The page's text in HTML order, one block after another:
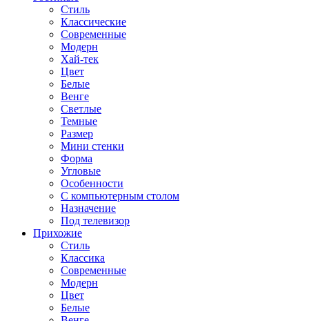
Стиль
Классические
Современные
Модерн
Хай-тек
Цвет
Белые
Венге
Светлые
Темные
Размер
Мини стенки
Форма
Угловые
Особенности
С компьютерным столом
Назначение
Под телевизор
Прихожие
Стиль
Классика
Современные
Модерн
Цвет
Белые